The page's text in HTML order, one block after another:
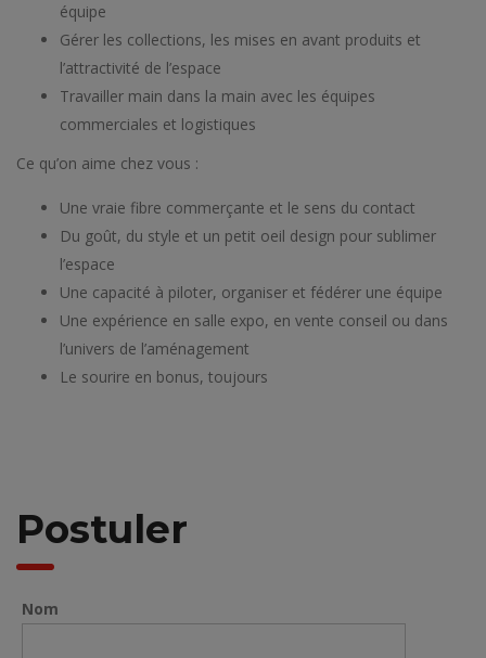
équipe
Gérer les collections, les mises en avant produits et
l’attractivité de l’espace
Travailler main dans la main avec les équipes
commerciales et logistiques
Ce qu’on aime chez vous :
Une vraie fibre commerçante et le sens du contact
Du goût, du style et un petit oeil design pour sublimer
l’espace
Une capacité à piloter, organiser et fédérer une équipe
Une expérience en salle expo, en vente conseil ou dans
l’univers de l’aménagement
Le sourire en bonus, toujours
Postuler
Nom